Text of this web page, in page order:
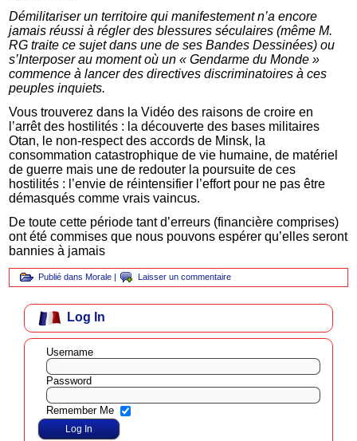
Démilitariser un territoire qui manifestement n’a encore
jamais réussi à régler des blessures séculaires (même M.
RG traite ce sujet dans une de ses Bandes Dessinées) ou
s’Interposer au moment où un « Gendarme du Monde »
commence à lancer des directives discriminatoires à ces
peuples inquiets.
Vous trouverez dans la Vidéo des raisons de croire en
l’arrêt des hostilités : la découverte des bases militaires
Otan, le non-respect des accords de Minsk, la
consommation catastrophique de vie humaine, de matériel
de guerre mais une de redouter la poursuite de ces
hostilités : l’envie de réintensifier l’effort pour ne pas être
démasqués comme vrais vaincus.
De toute cette période tant d’erreurs (financière comprises)
ont été commises que nous pouvons espérer qu’elles seront
bannies à jamais
Publié dans Morale | Laisser un commentaire
Log In
Username
Password
Remember Me